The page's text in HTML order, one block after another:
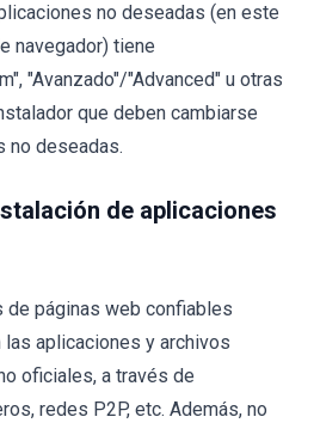
no deseadas (en este
navegador) tiene
"Avanzado"/"Advanced" u otras
que deben cambiarse
no deseadas.
de aplicaciones
de páginas web confiables
aplicaciones y archivos
oficiales, a través de
redes P2P, etc. Además, no